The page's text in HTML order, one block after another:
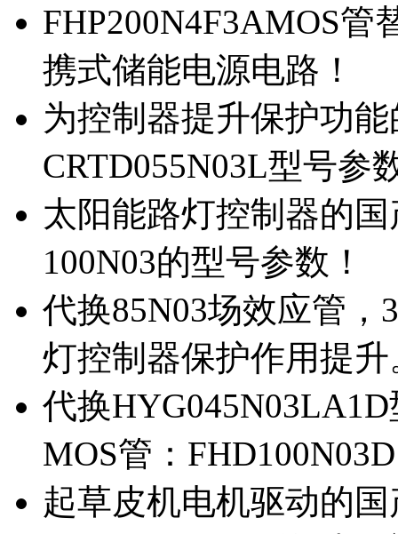
FHP200N4F3AMOS管
携式储能电源电路！
为控制器提升保护功
CRTD055N03L型号参
太阳能路灯控制器的
100N03的型号参数！
代换85N03场效应管
灯控制器保护作用提升
代换
MOS管：
起草皮机电机驱动的